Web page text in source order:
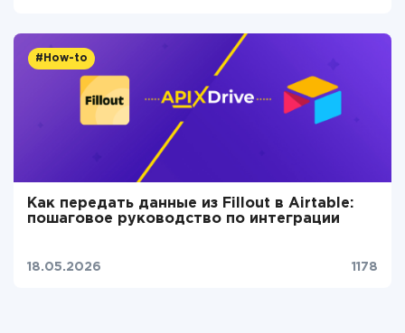
#How-to
Как передать данные из Fillout в Airtable:
пошаговое руководство по интеграции
18.05.2026 1178